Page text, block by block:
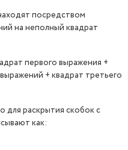
посредством
на неполный квадрат
первого выражения +
+ квадрат третьего
для раскрытия скобок с
как: